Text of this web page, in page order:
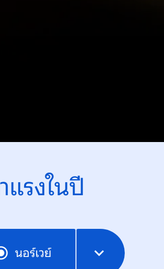
แรงในปี
นอร์เวย์